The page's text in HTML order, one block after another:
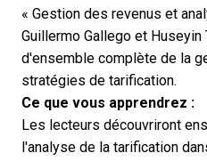
« Gestion des revenus et
Guillermo Gallego et
d'ensemble complète de la
stratégies de tarification.
Ce que vous apprendrez :
Les lecteurs découvriront
l'analyse de la tarification